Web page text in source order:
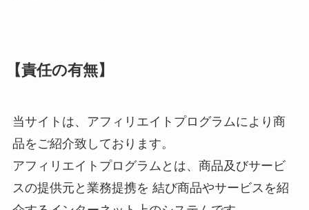
【責任の有無】
当サイトは、アフィリエイトプログラムにより商
品をご紹介致しております。
アフィリエイトプログラムとは、商品及びサービ
スの提供元と業務提携を 結び商品やサービスを紹